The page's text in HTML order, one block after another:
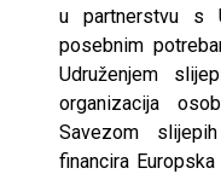
u partnerstvu s
posebnim
Udruženjem
organizacija
Savezom
financira